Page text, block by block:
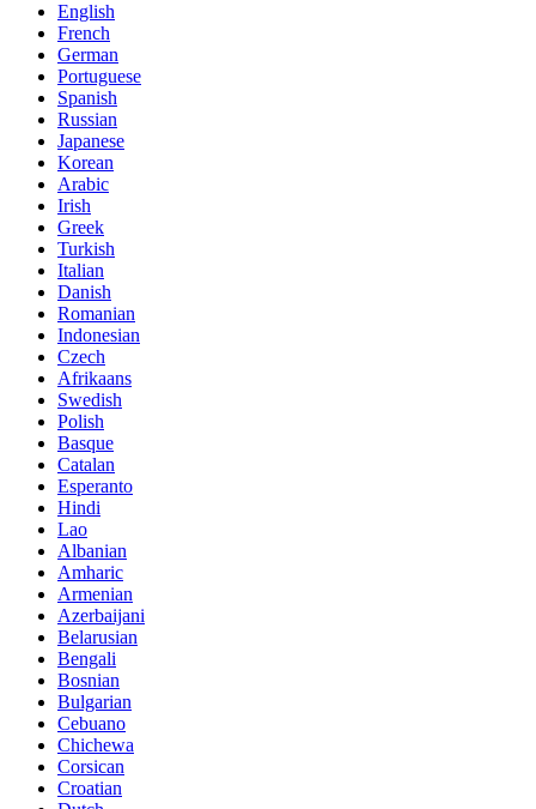
English
French
German
Portuguese
Spanish
Russian
Japanese
Korean
Arabic
Irish
Greek
Turkish
Italian
Danish
Romanian
Indonesian
Czech
Afrikaans
Swedish
Polish
Basque
Catalan
Esperanto
Hindi
Lao
Albanian
Amharic
Armenian
Azerbaijani
Belarusian
Bengali
Bosnian
Bulgarian
Cebuano
Chichewa
Corsican
Croatian